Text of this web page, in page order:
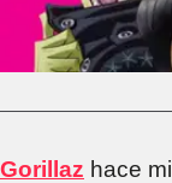
Gorillaz hace